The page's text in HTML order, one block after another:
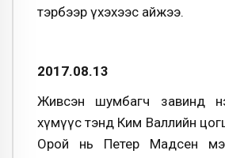
тэрбээр үхэхээс айжээ.
2017.08.13
Живсэн шумбагч завинд
хүмүүс тэнд Ким Валлийн
Орой нь Петер Мадсен